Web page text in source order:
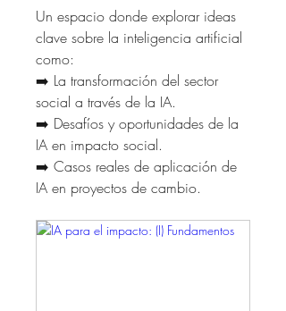
Un espacio donde explorar ideas
clave sobre la inteligencia artificial
como:
➡️ La transformación del sector
social a través de la IA.
➡️ Desafíos y oportunidades de la
IA en impacto social.
➡️ Casos reales de aplicación de
IA en proyectos de cambio.